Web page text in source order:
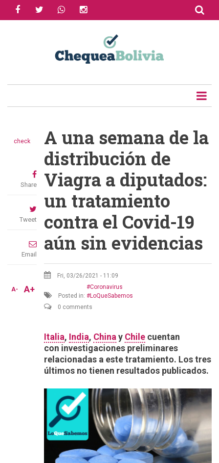
facebooktwitter whatsapp
check
Share
Tweet
Email
A- A+
A una semana de la
distribución de
Viagra a diputados:
un tratamiento
contra el Covid-19
aún sin evidencias
Fri, 03/26/2021 - 11:09
Posted in:
Coronavirus
LoQueSabemos
0 comments
Italia, India, China y Chile cuentan
con investigaciones preliminares
relacionadas a este tratamiento. Los tres
últimos no tienen resultados publicados.